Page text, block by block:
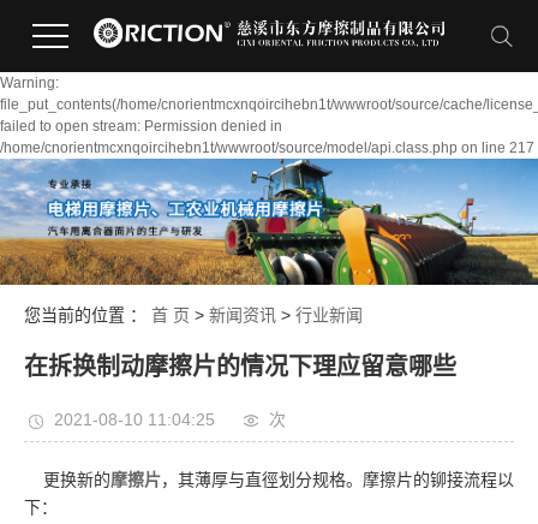
Warning:
file_put_contents(/home/cnorientmcxnqoircihebn1t/wwwroot/source/cache/
failed to open stream: Permission denied in
/home/cnorientmcxnqoircihebn1t/wwwroot/source/model/api.class.php on line 217
您当前的位置 ： 首 页 > 新闻资讯 > 行业新闻
在拆换制动摩擦片的情况下理应留意哪些
2021-08-10 11:04:25 次
更换新的摩擦片，其薄厚与直徑划分规格。摩擦片的铆接流程以
下：